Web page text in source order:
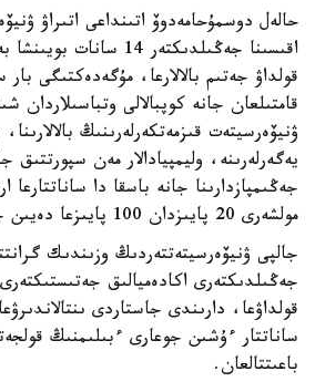
حالەل دوسمۇحامەدوۆ اتىنداعى اتىراۋ
اقىسىنا جەڭىلدىكتەر 14
قولداۋ جەتىم بالالارعا، مۇگەدەكتىگى بار
قامتىلعان جانە كوپبالالى وتباسىلاردان
ۋنيۆەرسيتەت قىزمەتكەرلەرىنىڭ
يەگەرلەرىنە، وليمپيادالار مەن سپورتتىق
جەڭىمپازدارىنا جانە باسقا دا
مولشەرى 20 پايىزدان 100 پايىزعا دەيىن جەتەدى.
جالپى ۋنيۆەرسيتەتتەردىڭ وزىندىك
جەڭىلدىكتەرى اكادەميالىق
قولداۋعا، دارىندى جاستاردى
ساناتتار ءۇشىن جوعارى ءبىلىمنىڭ
باعىتتالعان.